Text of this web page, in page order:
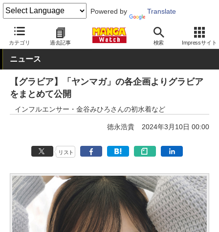
Powered by Translate
カテゴリ 過去記事 検索 Impressサイト
MANGA Watch グラビア
ニュース
【グラビア】「ヤンマガ」の各企画よりグラビア
をまとめて公開
インフルエンサー・金谷みひろさんの初水着など
徳永浩貴 2024年3月10日 00:00
リスト